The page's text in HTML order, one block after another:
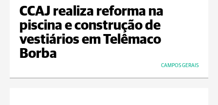
CCAJ realiza reforma na
piscina e construção de
vestiários em Telêmaco
Borba
CAMPOS GERAIS